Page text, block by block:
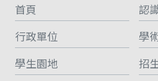
首頁
認
行政單位
學
學生園地
招